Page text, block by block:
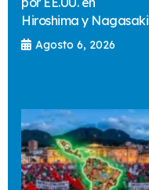
Hiroshima y Nagasaki
Agosto 6, 2026